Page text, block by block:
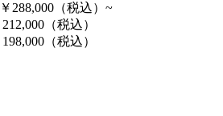
288,000（税込）~
（税込）
（税込）